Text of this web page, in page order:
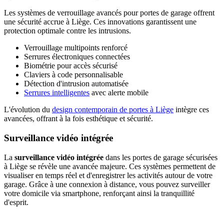
Les systèmes de verrouillage avancés pour portes de garage offrent
une sécurité accrue à Liège. Ces innovations garantissent une
protection optimale contre les intrusions.
Verrouillage multipoints renforcé
Serrures électroniques connectées
Biométrie pour accès sécurisé
Claviers à code personnalisable
Détection d'intrusion automatisée
Serrures intelligentes avec alerte mobile
L'évolution du design contemporain de portes à Liège intègre ces
avancées, offrant à la fois esthétique et sécurité.
Surveillance vidéo intégrée
La surveillance vidéo intégrée dans les portes de garage sécurisées
à Liège se révèle une avancée majeure. Ces systèmes permettent de
visualiser en temps réel et d'enregistrer les activités autour de votre
garage. Grâce à une connexion à distance, vous pouvez surveiller
votre domicile via smartphone, renforçant ainsi la tranquillité
d'esprit.